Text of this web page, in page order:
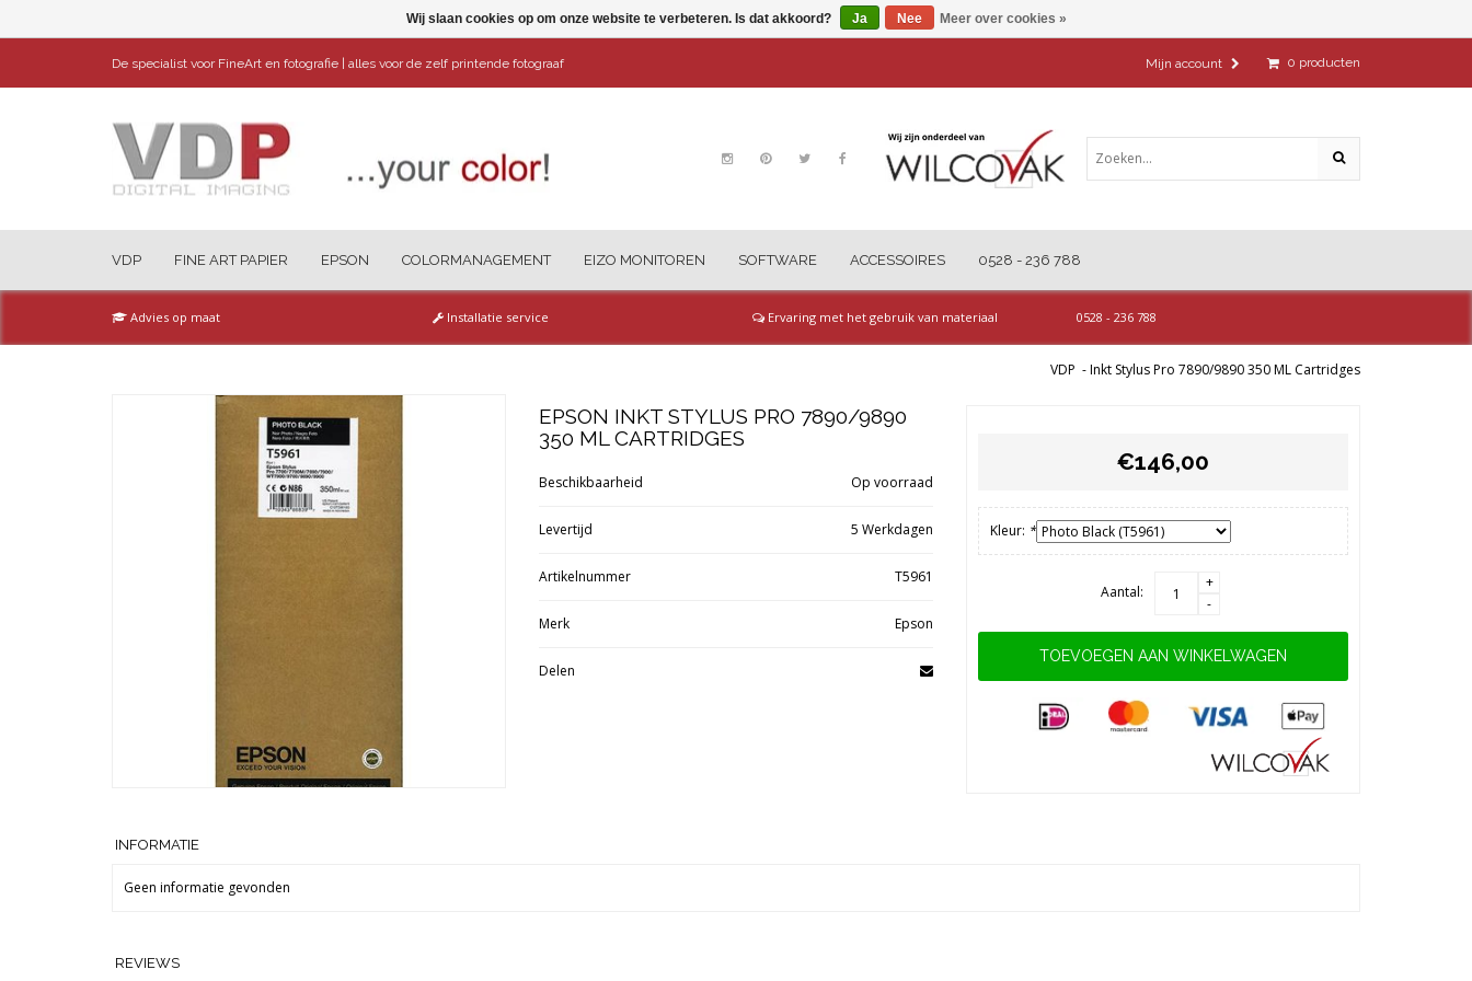
De specialist voor FineArt en fotografie | alles voor de zelf printende fotograaf 0 producten
Mijn account
VDP FINE ART PAPIER EPSON COLORMANAGEMENT EIZO MONITOREN SOFTWARE ACCESSOIRES 0528 - 236 788
Advies op maat Installatie service Ervaring met het gebruik van materiaal 0528 - 236 788
VDP -Inkt Stylus Pro 7890/9890 350 ML Cartridges
€146,00
Kleur: *
Aantal:
+
-
TOEVOEGEN AAN WINKELWAGEN
EPSON INKT STYLUS PRO 7890/9890
350 ML CARTRIDGES
Beschikbaarheid Op voorraad
Levertijd 5 Werkdagen
Artikelnummer T5961
Merk Epson
Delen
INFORMATIE
Geen informatie gevonden
REVIEWS
Wij slaan cookies op om onze website te verbeteren. Is dat akkoord? Ja Nee Meer over cookies »